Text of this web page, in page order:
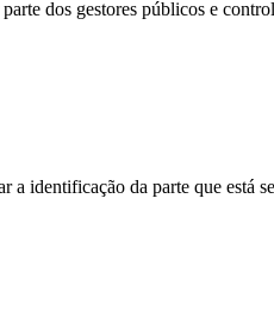
dos gestores públicos e
identificação da parte que está